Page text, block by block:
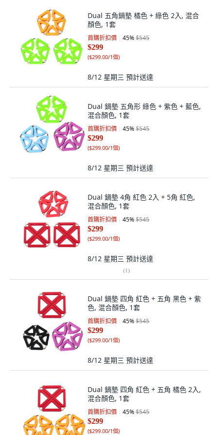
Dual 五角鍋墊 橘色 + 綠色 2入, 混合
顏色, 1套
首購折扣價 45%$545
$299
($299.00/1個)
8/12 星期三 預計送達
Dual 鍋墊 五角形 綠色 + 紫色 + 藍色,
混合顏色, 1套
首購折扣價 45%$545
$299
($299.00/1個)
8/12 星期三 預計送達
Dual 鍋墊 4角 紅色 2入 + 5角 紅色,
混合顏色, 1套
首購折扣價 45%$545
$299
($299.00/1個)
8/12 星期三 預計送達
(1)
Dual 鍋墊 四角 紅色 + 五角 黑色 + 紫
色, 混合顏色, 1套
首購折扣價 45%$545
$299
($299.00/1個)
8/12 星期三 預計送達
Dual 鍋墊 四角 紅色 + 五角 橘色 2入,
混合顏色, 1套
首購折扣價 45%$545
$299
($299.00/1個)